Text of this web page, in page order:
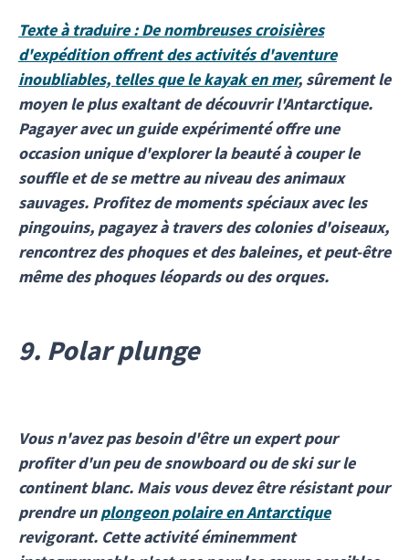
Texte à traduire : De nombreuses croisières
d'expédition offrent des activités d'aventure
inoubliables, telles quele kayak en mer, sûrement le
moyen le plus exaltant de découvrir l'Antarctique.
Pagayer avec un guide expérimenté offre une
occasion unique d'explorer la beauté à couper le
souffle et de se mettre au niveau des animaux
sauvages. Profitez de moments spéciaux avec les
pingouins, pagayez à travers des colonies d'oiseaux,
rencontrez des phoques et des baleines, et peut-être
même des phoques léopards ou des orques.
9. Polar plunge
Vous n'avez pas besoin d'être un expert pour
profiter d'un peu de snowboard ou de ski sur le
continent blanc. Mais vous devez être résistant pour
prendre unplongeon polaire en Antarctique
revigorant. Cette activité éminemment